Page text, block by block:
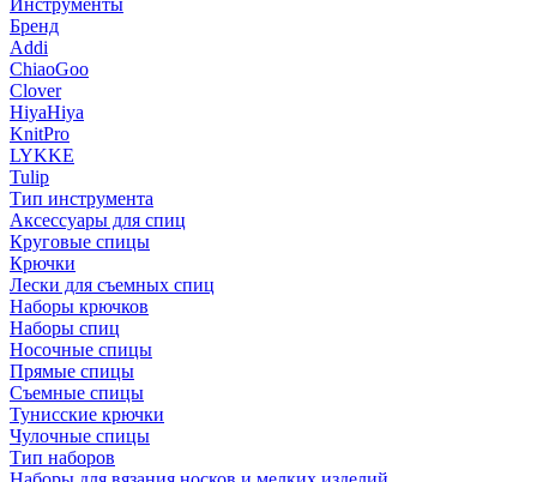
Инструменты
Бренд
Addi
ChiaoGoo
Clover
HiyaHiya
KnitPro
LYKKE
Tulip
Тип инструмента
Аксессуары для спиц
Круговые спицы
Крючки
Лески для съемных спиц
Наборы крючков
Наборы спиц
Носочные спицы
Прямые спицы
Съемные спицы
Тунисские крючки
Чулочные спицы
Тип наборов